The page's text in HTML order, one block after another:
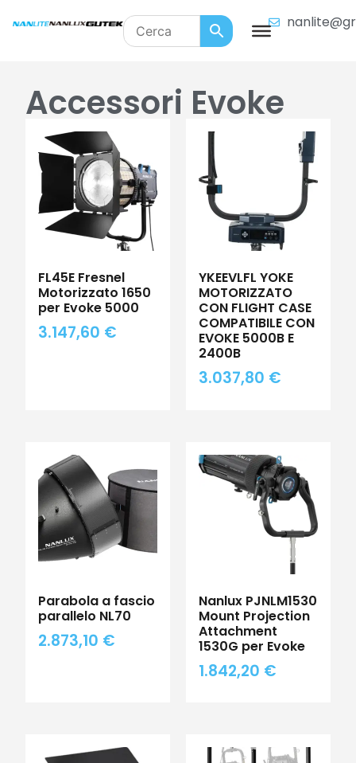
Accessori Evoke
FL45E Fresnel
Motorizzato 1650
per Evoke 5000
3.147,60 €
YKEEVLFL YOKE
MOTORIZZATO
CON FLIGHT CASE
COMPATIBILE CON
EVOKE 5000B E
2400B
3.037,80 €
Parabola a fascio
parallelo NL70
2.873,10 €
Nanlux PJNLM1530
Mount Projection
Attachment
1530G per Evoke
1.842,20 €